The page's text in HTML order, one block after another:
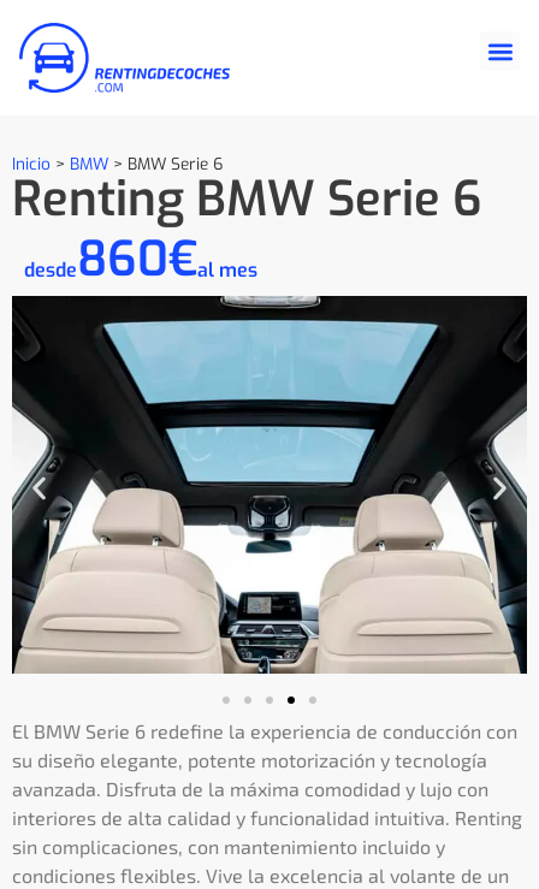
Inicio > BMW > BMW Serie 6
Renting BMW Serie 6
desde860€al mes
El BMW Serie 6 redefine la experiencia de conducción con
su diseño elegante, potente motorización y tecnología
avanzada. Disfruta de la máxima comodidad y lujo con
interiores de alta calidad y funcionalidad intuitiva. Renting
sin complicaciones, con mantenimiento incluido y
condiciones flexibles. Vive la excelencia al volante de un